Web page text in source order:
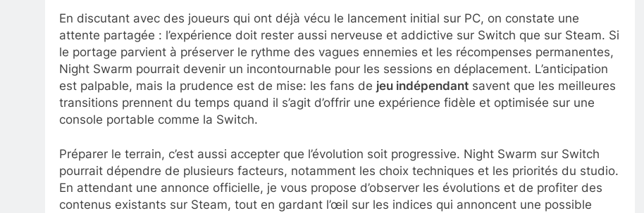
En discutant avec des joueurs qui ont déjà vécu le lancement initial sur PC, on constate une
attente partagée : l’expérience doit rester aussi nerveuse et addictive sur Switch que sur Steam. Si
le portage parvient à préserver le rythme des vagues ennemies et les récompenses permanentes,
Night Swarm pourrait devenir un incontournable pour les sessions en déplacement. L’anticipation
est palpable, mais la prudence est de mise: les fans de jeu indépendant savent que les meilleures
transitions prennent du temps quand il s’agit d’offrir une expérience fidèle et optimisée sur une
console portable comme la Switch.
Préparer le terrain, c’est aussi accepter que l’évolution soit progressive. Night Swarm sur Switch
pourrait dépendre de plusieurs facteurs, notamment les choix techniques et les priorités du studio.
En attendant une annonce officielle, je vous propose d’observer les évolutions et de profiter des
contenus existants sur Steam, tout en gardant l’œil sur les indices qui annoncent une possible